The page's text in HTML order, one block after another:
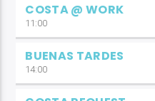
COSTA @ WORK
11:00
BUENAS TARDES
14:00